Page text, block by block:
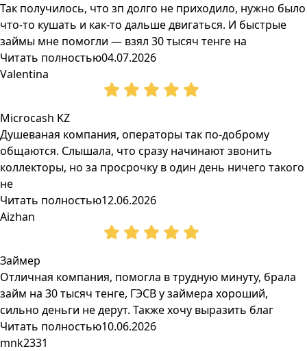
Так получилось, что зп долго не приходило, нужно было
что-то кушать и как-то дальше двигаться. И быстрые
займы мне помогли — взял 30 тысяч тенге на
Читать полностью04.07.2026
Valentina
Microcash KZ
Душеваная компания, операторы так по-доброму
общаются. Слышала, что сразу начинают звонить
коллекторы, но за просрочку в один день ничего такого
не
Читать полностью12.06.2026
Aizhan
Займер
Отличная компания, помогла в трудную минуту, брала
займ на 30 тысяч тенге, ГЭСВ у займера хороший,
сильно деньги не дерут. Также хочу выразить благ
Читать полностью10.06.2026
mnk2331